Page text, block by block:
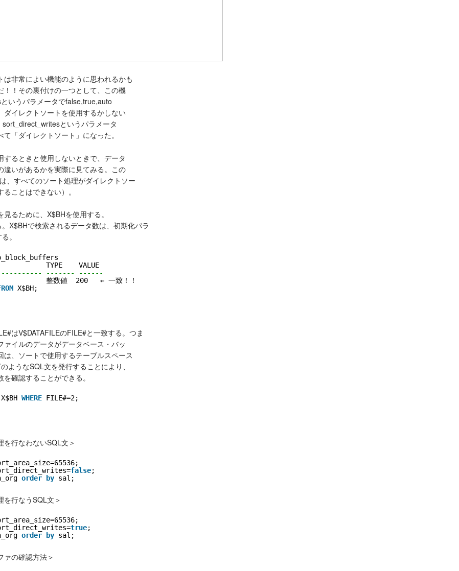
非常によい機能のように思われるかも
！！その裏付けの一つとして、この機
いうパラメータでfalse,true,auto
ダイレクトソートを使用するかしない
というパラメータ
「ダイレクトソート」になった。
るときと使用しないときで、データ
いがあるかを実際に見てみる。この
、すべてのソート処理がダイレクトソー
ことはできない）。
るために、X$BHを使用する。
X$BHで検索されるデータ数は、初期化パラ
。
TYPE    VALUE
------- ------
整数値  200   ← 一致！！
X$BH;
はV$DATAFILEのFILE#と一致する。つま
イルのデータがデータベース・バッ
、ソートで使用するテーブルスペース
ようなSQL文を発行することにより、
確認することができる。
X$BH WHERE FILE#=2;
を行なわないSQL文＞
false;
order by sal;
を行なうSQL文＞
true;
order by sal;
ァの確認方法＞